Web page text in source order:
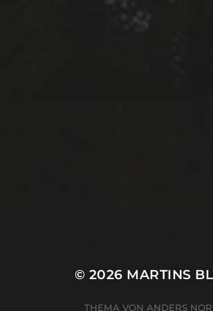
© 2026 MARTINS
THEMA VON ANDERS